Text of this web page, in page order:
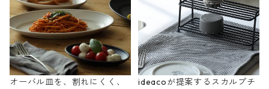
オーバル皿を、割れにくく、
ideacoが提案するスカルプチ